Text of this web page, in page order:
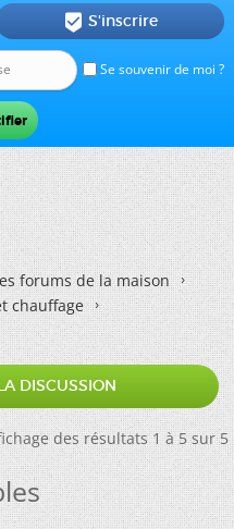
Se souvenir de moi ?
 S'inscrire
forums de la maison
chauffage
DISCUSSION
des résultats 1 à 5 sur 5